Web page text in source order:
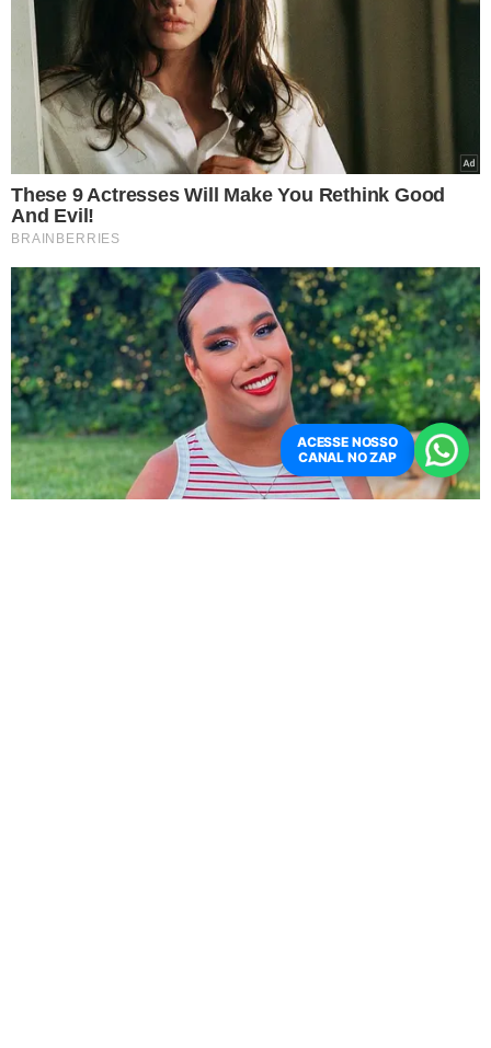
Médica Laysa Lira e o filho dela Rafael Matias Lira, vítimas de morte por
dengue | FOTO: Reprodução
No Piauí, foram contabilizadas 16 mortes decorrentes
da dengue. O município com mais incidência da doença é
Bom Jesus que soma 5 casos, seguido de Teresina com 3,
e Baixa Grande do Ribeiro com 2 registros.
ACESSE NOSSO
CANAL NO ZAP